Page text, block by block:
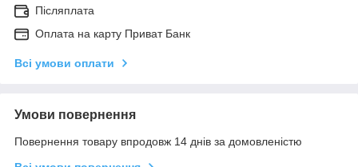
Післяплата
Оплата на карту Приват Банк
Всі умови оплати
Умови повернення
Повернення товару впродовж 14 днів за домовленістю